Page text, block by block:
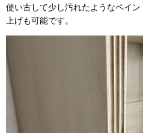
使い古して少し汚れたようなペイ
上げも可能です。